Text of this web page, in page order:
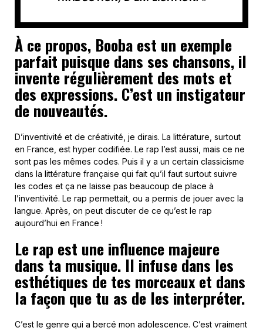
À ce propos, Booba est un exemple
parfait puisque dans ses chansons, il
invente régulièrement des mots et
des expressions. C’est un instigateur
de nouveautés.
D’inventivité et de créativité, je dirais. La littérature, surtout
en France, est hyper codifiée. Le rap l’est aussi, mais ce ne
sont pas les mêmes codes. Puis il y a un certain classicisme
dans la littérature française qui fait qu’il faut surtout suivre
les codes et ça ne laisse pas beaucoup de place à
l’inventivité. Le rap permettait, ou a permis de jouer avec la
langue. Après, on peut discuter de ce qu’est le rap
aujourd’hui en France !
Le rap est une influence majeure
dans ta musique. Il infuse dans les
esthétiques de tes morceaux et dans
la façon que tu as de les interpréter.
C’est le genre qui a bercé mon adolescence. C’est vraiment